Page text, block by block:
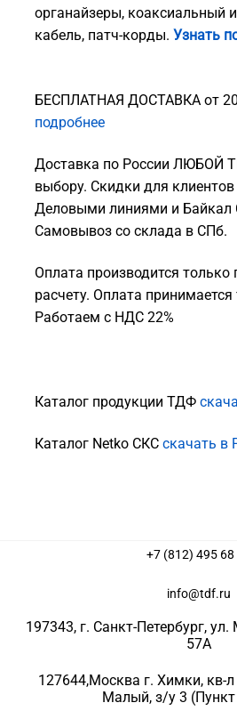
органайзеры, коаксиальный
кабель, патч-корды. Узнать
БЕСПЛАТНАЯ ДОСТАВКА от 20
подробнее
Доставка по России ЛЮБОЙ
выбору. Скидки для
Деловыми линиями и Байкал
Самовывоз со склада в СПб.
Оплата производится только
расчету. Оплата
Работаем с НДС 22%
Каталог продукции ТДФ
Каталог Netko СКС скачать в
+7 (812) 495 68
info@tdf.ru
197343, г. Санкт-Петербург, ул.
57A
127644,Москва г. Химки, кв-
Малый, з/у 3